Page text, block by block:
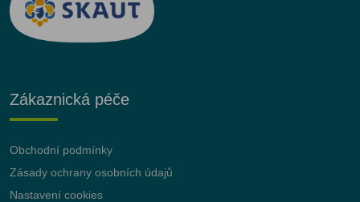
Zákaznická péče
Obchodní podmínky
Zásady ochrany osobních údajů
Nastavení cookies